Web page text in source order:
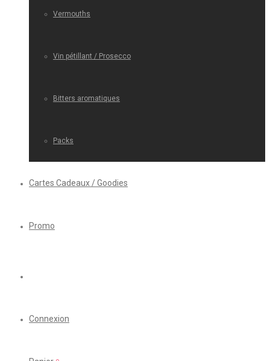
Vermouths
Vin pétillant / Prosecco
Bitters aromatiques
Packs
Cartes Cadeaux / Goodies
Promo
Connexion